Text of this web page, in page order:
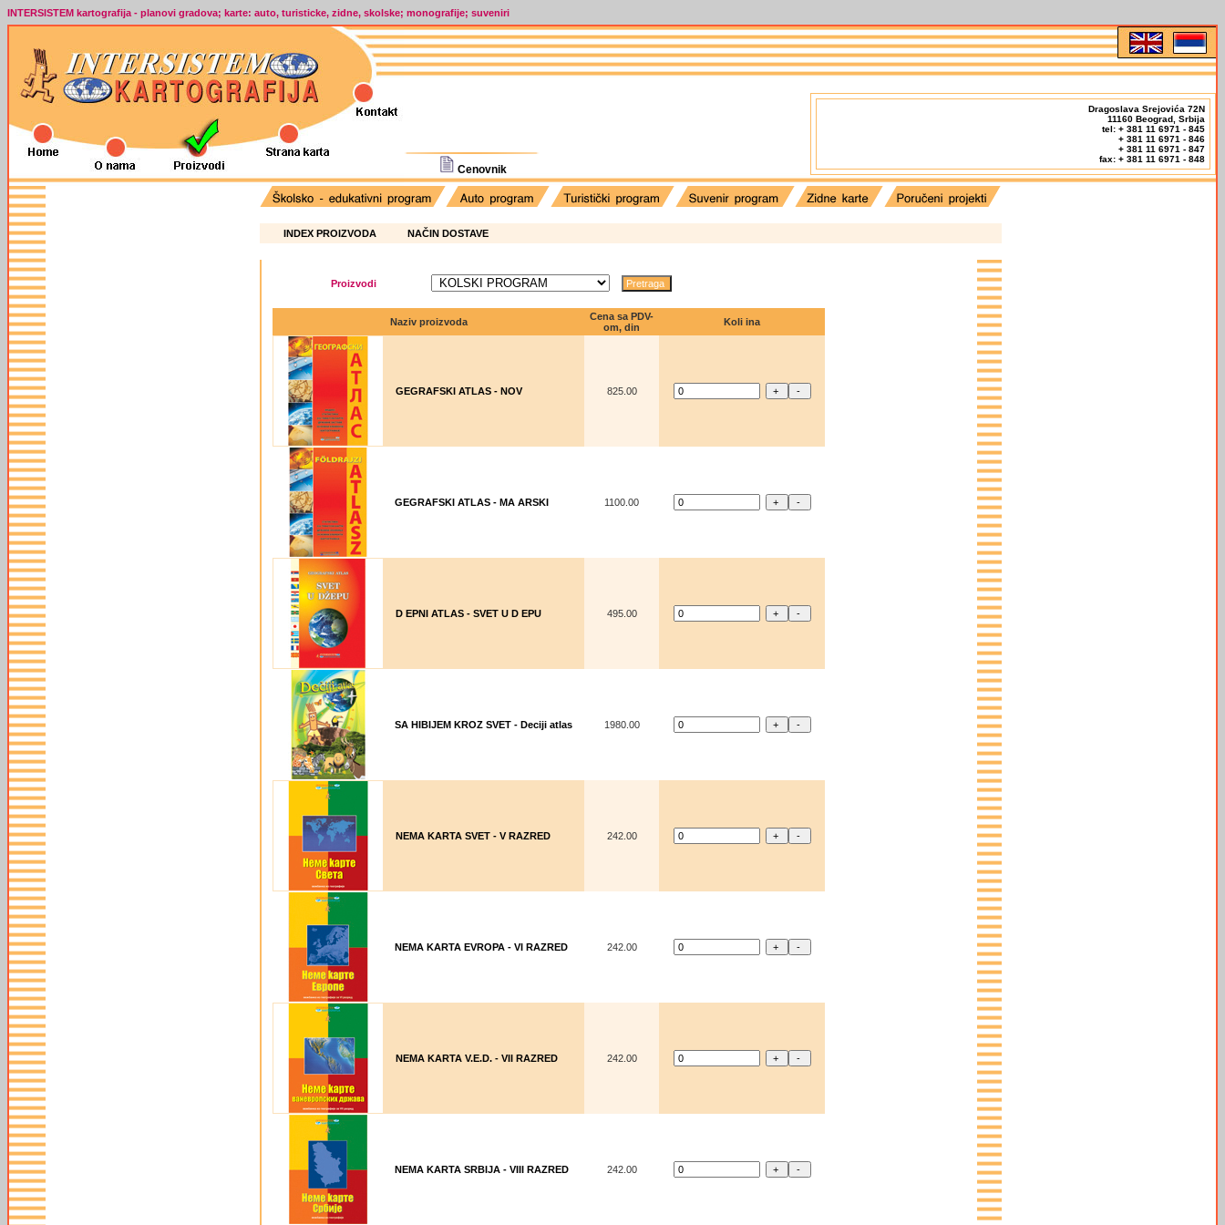
INTERSISTEM kartografija - planovi gradova; karte: auto, turisticke, zidne, skolske; monografije; suveniri
Cenovnik
Dragoslava Srejovića 72N
11160 Beograd, Srbija
tel: + 381 11 6971 - 845
+ 381 11 6971 - 846
+ 381 11 6971 - 847
fax: + 381 11 6971 - 848
INDEX PROIZVODA NAČIN DOSTAVE
Naziv proizvoda
Cena sa PDV-
om, din
Koli ina
GEGRAFSKI ATLAS - NOV 825.00
GEGRAFSKI ATLAS - MA ARSKI 1100.00
D EPNI ATLAS - SVET U D EPU 495.00
SA HIBIJEM KROZ SVET - Deciji atlas 1980.00
NEMA KARTA SVET - V RAZRED 242.00
NEMA KARTA EVROPA - VI RAZRED 242.00
NEMA KARTA V.E.D. - VII RAZRED 242.00
NEMA KARTA SRBIJA - VIII RAZRED 242.00